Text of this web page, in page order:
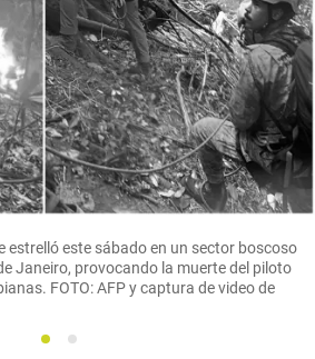
estrelló este sábado en un sector boscoso
Janeiro, provocando la muerte del piloto
FOTO: AFP y captura de video de
1 2